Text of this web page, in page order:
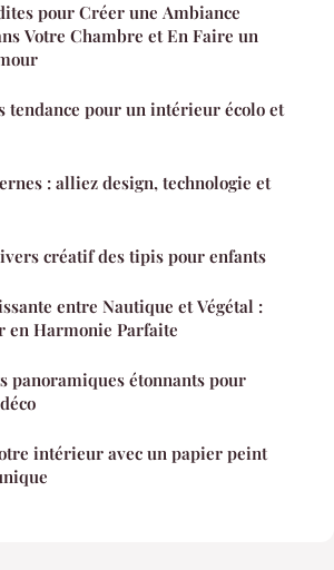
pour Créer une Ambiance
Votre Chambre et En Faire un
tendance pour un intérieur écolo et
: alliez design, technologie et
créatif des tipis pour enfants
entre Nautique et Végétal :
en Harmonie Parfaite
panoramiques étonnants pour
intérieur avec un papier peint